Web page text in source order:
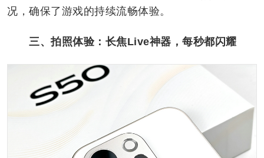
况，确保了游戏的持续流畅体验。
三、拍照体验：长焦Live神器，每秒都闪耀